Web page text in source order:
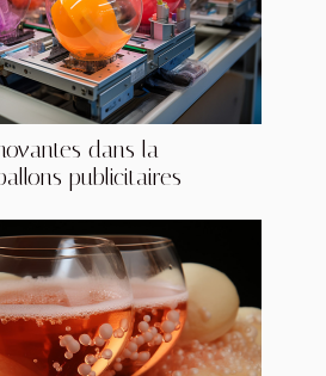
dans la
publicitaires